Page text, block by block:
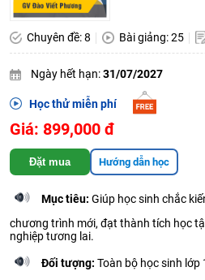
Chuyên đề: 8 Bài giảng: 25
Ngày hết hạn:31/07/2027
Học thử miễn phí
Giá: 899,000 đ
Đặt mua Hướng dẫn học
Mục tiêu: Giúp học sinh chắc
chương trình mới, đạt thành tích học
nghiệp tương lai.
Đối tượng: Toàn bộ học sinh